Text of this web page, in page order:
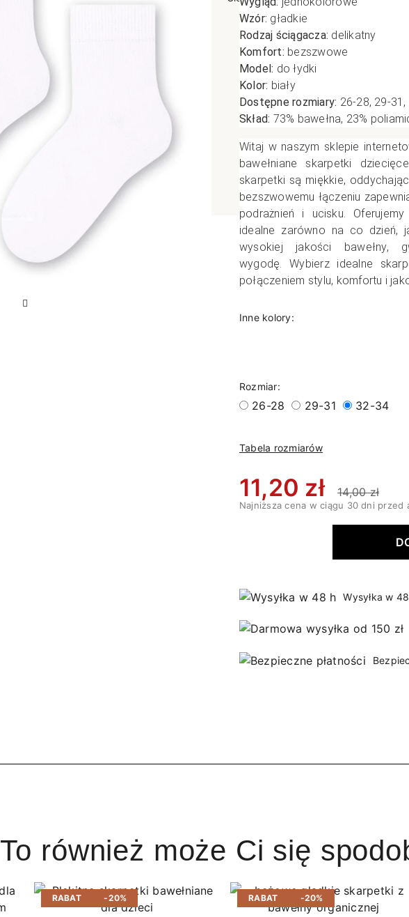
Ciepłe
GETRY NOWOŚCI OPAKOWANIA
Rozmiar XL
Antypoślizgowe
Do spania
Rozmiar XL
GETRY
Jednokolorowe
Wzór: gładkie
Rodzaj ściągacza: delikatny
Komfort: bezszwowe
Model: do łydki
Kolor: biały
Dostępne rozmiary: 26-28, 29-
Skład: 73% bawełna, 23%
Witaj w naszym sklepie
bawełniane skarpetki
skarpetki są miękkie,
bezszwowemu łączeniu
podrażnień i ucisku.
idealne zarówno na co dzień,
wysokiej jakości bawełny,
wygodę.Wybierz idealne
połączeniem stylu, komfortu i
Inne kolory:
Rozmiar:
26-28 29-31 32-34
Tabela rozmiarów
11,20 zł 14,00 zł
Najniższa cena w ciągu 30 dni przed
Wysyłka w
To również może Ci się
RABAT -20% RABAT -20%